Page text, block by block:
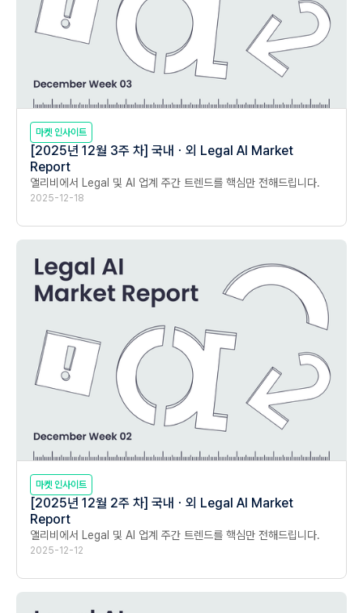
마켓 인사이트
[2025년 12월 3주 차] 국내ㆍ외 Legal AI Market
Report
앨리비에서 Legal 및 AI 업계 주간 트렌드를 핵심만 전해드립니다.
2025-12-18
마켓 인사이트
[2025년 12월 2주 차] 국내ㆍ외 Legal AI Market
Report
앨리비에서 Legal 및 AI 업계 주간 트렌드를 핵심만 전해드립니다.
2025-12-12